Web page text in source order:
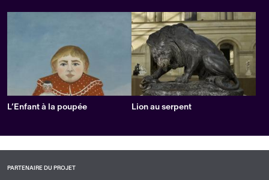
L’Enfant à la poupée Lion au serpent
PARTENAIRE DU PROJET